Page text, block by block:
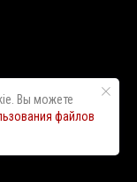
Вы можете
файлов